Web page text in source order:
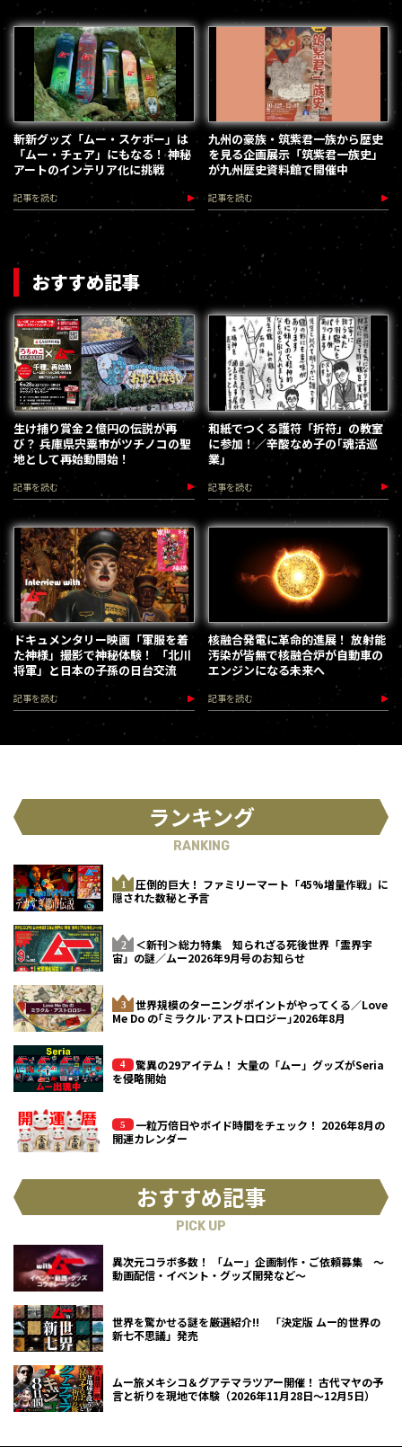
斬新グッズ「ムー・スケボー」は
「ムー・チェア」にもなる！ 神秘
アートのインテリア化に挑戦
記事を読む
九州の豪族・筑紫君一族から歴史
を見る企画展示「筑紫君一族史」
が九州歴史資料館で開催中
記事を読む
おすすめ記事
生け捕り賞金２億円の伝説が再
び？ 兵庫県宍粟市がツチノコの聖
地として再始動開始！
記事を読む
和紙でつくる護符「折符」の教室
に参加！／辛酸なめ子の｢魂活巡
業｣
記事を読む
ドキュメンタリー映画「軍服を着
た神様」撮影で神秘体験！ 「北川
将軍」と日本の子孫の日台交流
記事を読む
核融合発電に革命的進展！ 放射能
汚染が皆無で核融合炉が自動車の
エンジンになる未来へ
記事を読む
ランキング
RANKING
圧倒的巨大！ ファミリーマート「45%増量作戦」に
隠された数秘と予言
＜新刊＞総力特集 知られざる死後世界「霊界宇
宙」の謎／ムー2026年9月号のお知らせ
世界規模のターニングポイントがやってくる／Love
Me Do の｢ミラクル･アストロロジー｣2026年8月
驚異の29アイテム！ 大量の「ムー」グッズがSeria
を侵略開始
一粒万倍日やボイド時間をチェック！ 2026年8月の
開運カレンダー
おすすめ記事
PICK UP
異次元コラボ多数！ 「ムー」企画制作・ご依頼募集 ～
動画配信・イベント・グッズ開発など～
世界を驚かせる謎を厳選紹介!! 「決定版 ムー的世界の
新七不思議」発売
ムー旅メキシコ＆グアテマラツアー開催！ 古代マヤの予
言と祈りを現地で体験（2026年11月28日～12月5日）